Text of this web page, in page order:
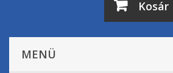
Kosár
MENÜ